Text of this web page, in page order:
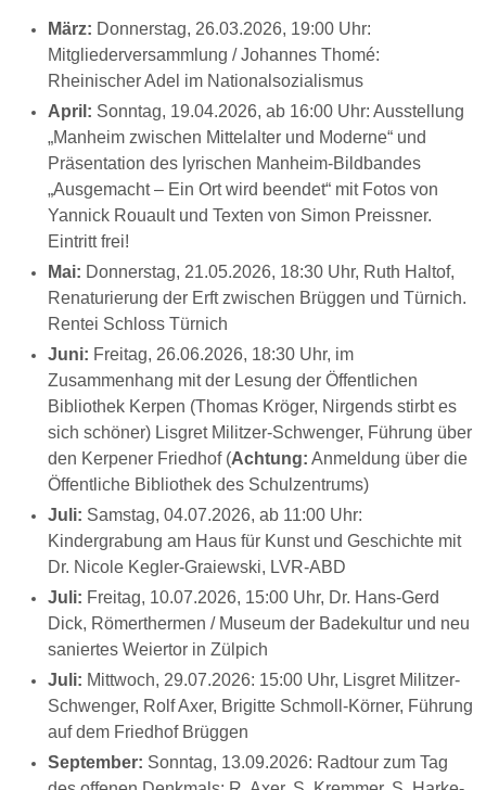
März: Donnerstag, 26.03.2026, 19:00 Uhr:
Mitgliederversammlung / Johannes Thomé:
Rheinischer Adel im Nationalsozialismus
April: Sonntag, 19.04.2026, ab 16:00 Uhr: Ausstellung
„Manheim zwischen Mittelalter und Moderne“ und
Präsentation des lyrischen Manheim-Bildbandes
„Ausgemacht – Ein Ort wird beendet“ mit Fotos von
Yannick Rouault und Texten von Simon Preissner.
Eintritt frei!
Mai: Donnerstag, 21.05.2026, 18:30 Uhr, Ruth Haltof,
Renaturierung der Erft zwischen Brüggen und Türnich.
Rentei Schloss Türnich
Juni: Freitag, 26.06.2026, 18:30 Uhr, im
Zusammenhang mit der Lesung der Öffentlichen
Bibliothek Kerpen (Thomas Kröger, Nirgends stirbt es
sich schöner) Lisgret Militzer-Schwenger, Führung über
den Kerpener Friedhof (Achtung: Anmeldung über die
Öffentliche Bibliothek des Schulzentrums)
Juli: Samstag, 04.07.2026, ab 11:00 Uhr:
Kindergrabung am Haus für Kunst und Geschichte mit
Dr. Nicole Kegler-Graiewski, LVR-ABD
Juli: Freitag, 10.07.2026, 15:00 Uhr, Dr. Hans-Gerd
Dick, Römerthermen / Museum der Badekultur und neu
saniertes Weiertor in Zülpich
Juli: Mittwoch, 29.07.2026: 15:00 Uhr, Lisgret Militzer-
Schwenger, Rolf Axer, Brigitte Schmoll-Körner, Führung
auf dem Friedhof Brüggen
September: Sonntag, 13.09.2026: Radtour zum Tag